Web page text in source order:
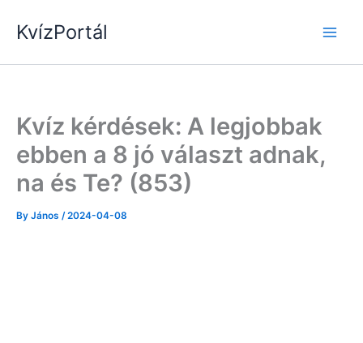
KvízPortál
Kvíz kérdések: A legjobbak
ebben a 8 jó választ adnak,
na és Te? (853)
By János /2024-04-08